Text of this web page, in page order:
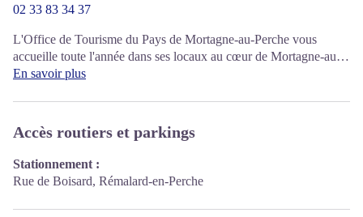
02 33 83 34 37
L'Office de Tourisme du Pays de Mortagne-au-Perche vous
accueille toute l'année dans ses locaux au cœur de Mortagne-au-
Perche.
En savoir plus
Accès routiers et parkings
Stationnement :
Rue de Boisard, Rémalard-en-Perche